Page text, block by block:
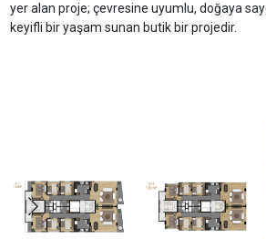
yer alan proje; çevresine uyumlu, doğaya
keyifli bir yaşam sunan butik bir projedir.